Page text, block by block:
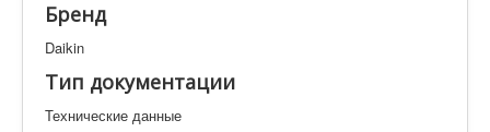
Сервисное обслуживание
Техническая документация
Статьи
Бренд
Daikin
Тип документации
Технические данные